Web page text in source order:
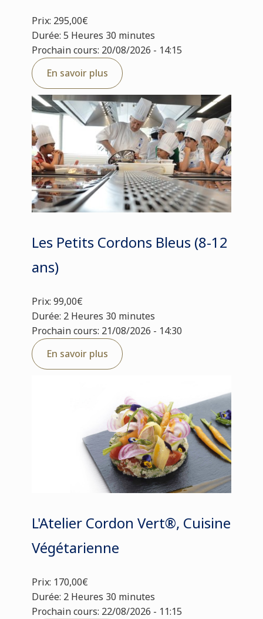
Prix: 295,00€
Durée: 5 Heures 30 minutes
Prochain cours: 20/08/2026 - 14:15
En savoir plus
Les Petits Cordons Bleus (8-12
ans)
Prix: 99,00€
Durée: 2 Heures 30 minutes
Prochain cours: 21/08/2026 - 14:30
En savoir plus
L'Atelier Cordon Vert®, Cuisine
Végétarienne
Prix: 170,00€
Durée: 2 Heures 30 minutes
Prochain cours: 22/08/2026 - 11:15